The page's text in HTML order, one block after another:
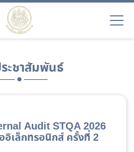
ะชาสัมพันธ์
Audit STQA 2026
อิเล็กทรอนิกส์ ครั้งที่ 2